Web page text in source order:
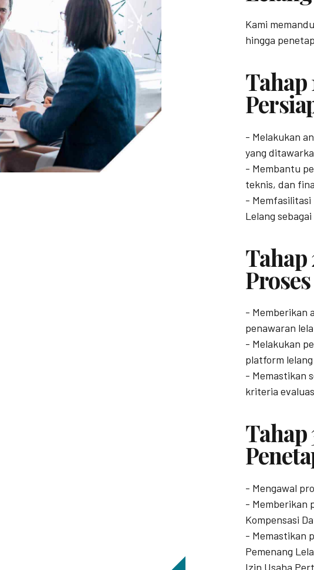
Kami
hingga
Tahap
- Melakukan
yang
- Membantu
teknis, dan
- Memfasilitasi
Lelang
- Memberikan
penawaran
- Melakukan
platform
- Memastikan
kriteria
Tahap
- Mengawal
- Memberikan
Kompensasi
- Memastikan
Pemenang
Izin Usaha